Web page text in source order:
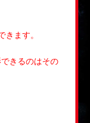
きます。
きるのはその